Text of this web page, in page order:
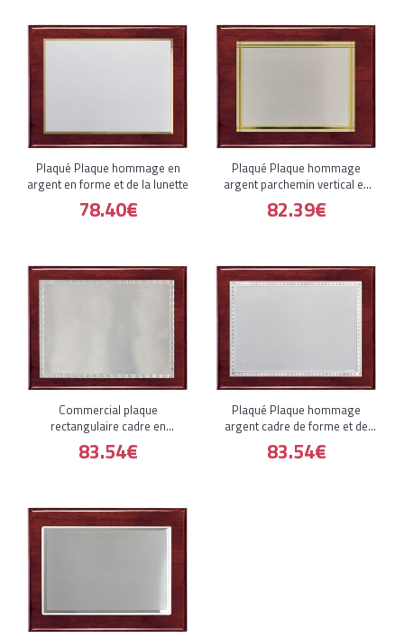
Plaqué Plaque hommage en
argent en forme et de la lunette
78.40€
Plaqué Plaque hommage
argent parchemin vertical en
forme
82.39€
Commercial plaque
rectangulaire cadre en
aluminium hommage
83.54€
Plaqué Plaque hommage
argent cadre de forme et de
style r
83.54€